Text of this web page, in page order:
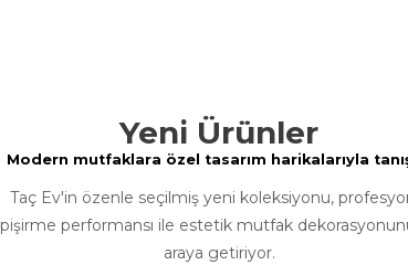
Yeni Ürünler
Modern mutfaklara özel tasarım harikalarıyla
Taç Ev'in özenle seçilmiş yeni koleksiyonu,
pişirme performansı ile estetik mutfak
araya getiriyor.